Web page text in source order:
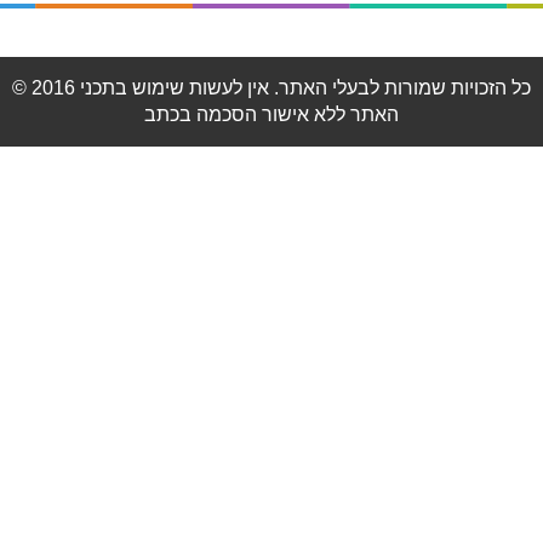
© 2016 כל הזכויות שמורות לבעלי האתר. אין לעשות שימוש בתכני
האתר ללא אישור הסכמה בכתב